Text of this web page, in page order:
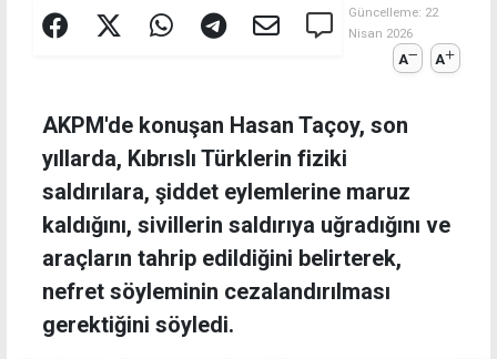
Güncelleme: 22
Nisan 2026
A A
AKPM'de konuşan Hasan Taçoy, son
yıllarda, Kıbrıslı Türklerin fiziki
saldırılara, şiddet eylemlerine maruz
kaldığını, sivillerin saldırıya uğradığını ve
araçların tahrip edildiğini belirterek,
nefret söyleminin cezalandırılması
gerektiğini söyledi.